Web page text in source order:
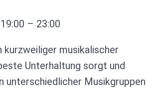
19:00 – 23:00
kurzweiliger musikalischer
Unterhaltung sorgt und
unterschiedlicher Musikgruppen